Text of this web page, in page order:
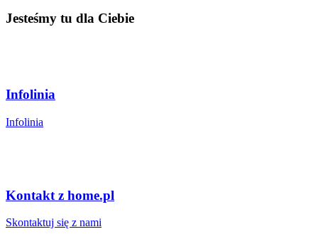
Jesteśmy tu dla Ciebie
Infolinia
Infolinia
Kontakt z home.pl
Skontaktuj się z nami